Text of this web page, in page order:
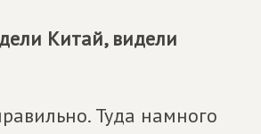
Китай, видели
Туда намного